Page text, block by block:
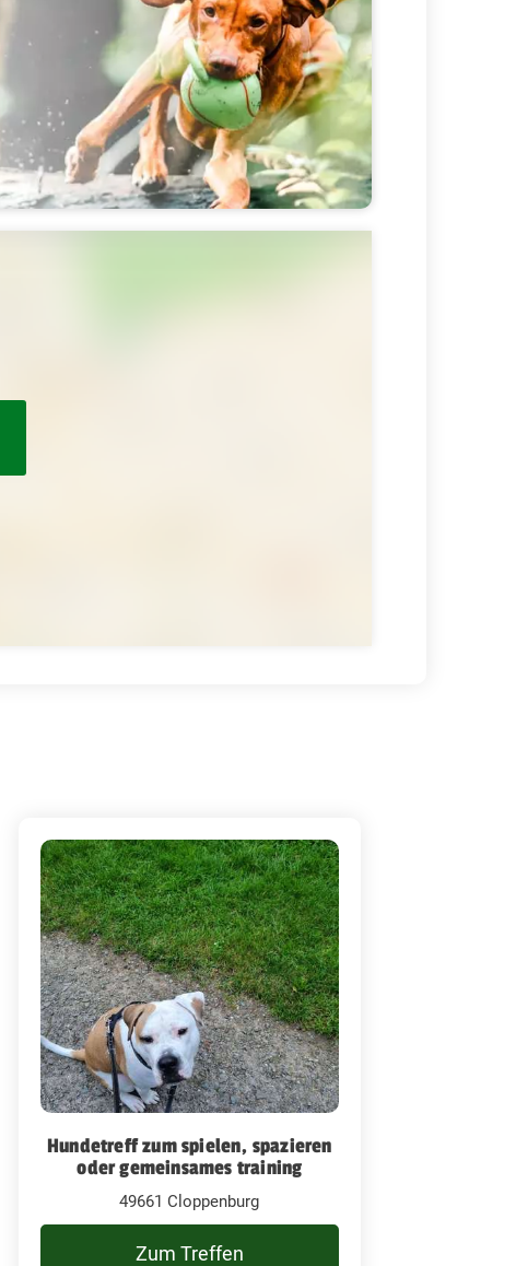
Hundetreff zum spielen, spazieren
oder gemeinsames training
49661 Cloppenburg
Zum Treffen